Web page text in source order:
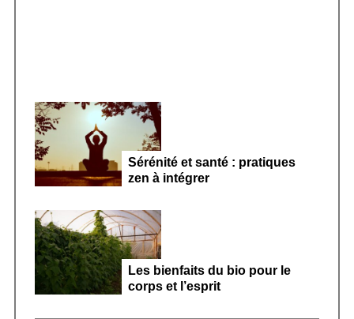
Sérénité et santé : pratiques
zen à intégrer
Les bienfaits du bio pour le
corps et l’esprit